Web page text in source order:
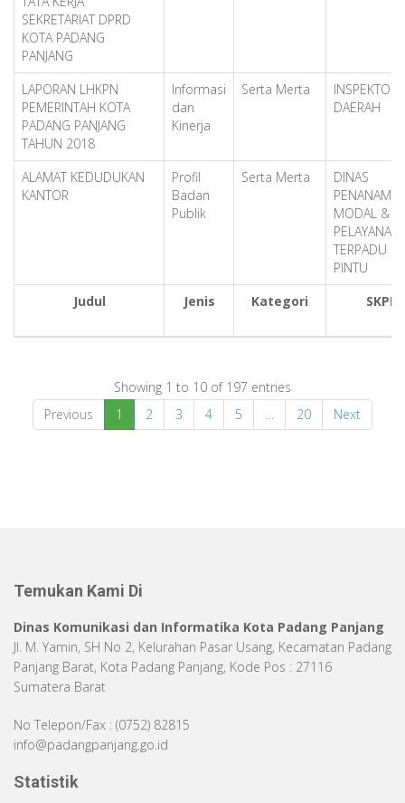
Judul Jenis Kategori SKPD
SEKRETARIAT DPRD
KOTA PADANG
PANJANG
LAPORAN LHKPN
PEMERINTAH KOTA
PADANG PANJANG
TAHUN 2018
Informasi
dan
Kinerja
Serta Merta
DAERAH
ALAMAT KEDUDUKAN
KANTOR
Profil
Badan
Publik
Serta Merta
DINAS
MODAL &
PELAYANAN
TERPADU
PINTU
Showing 1 to 10 of 197 entries
Previous
1 2 3 4 5 … 20 Next
Temukan Kami Di
Dinas Komunikasi dan Informatika Kota Padang Panjang
Jl. M. Yamin, SH No 2, Kelurahan Pasar Usang, Kecamatan Padang
Panjang Barat, Kota Padang Panjang, Kode Pos : 27116
Sumatera Barat
No Telepon/Fax : (0752) 82815
info@padangpanjang.go.id
Statistik